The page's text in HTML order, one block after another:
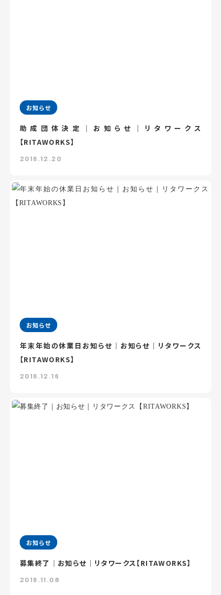
お知らせ
助成団体決定｜お知らせ｜リタワークス
【RITAWORKS】
2016.12.20
お知らせ
年末年始の休業日お知らせ｜お知らせ｜リタワークス
【RITAWORKS】
2016.12.16
お知らせ
募集終了｜お知らせ｜リタワークス【RITAWORKS】
2016.11.08